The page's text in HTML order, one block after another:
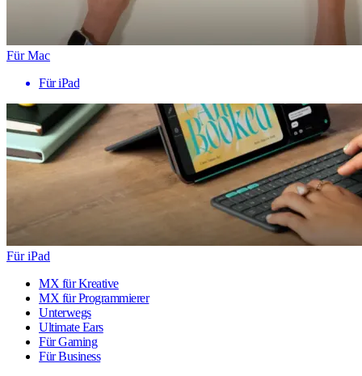
Für Mac
Für iPad
Für iPad
MX für Kreative
MX für Programmierer
Unterwegs
Ultimate Ears
Für Gaming
Für Business